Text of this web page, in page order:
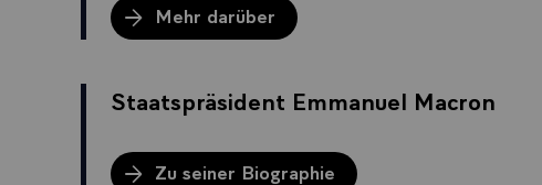
Mehr darüber
Staatspräsident Emmanuel Macron
Zu seiner Biographie